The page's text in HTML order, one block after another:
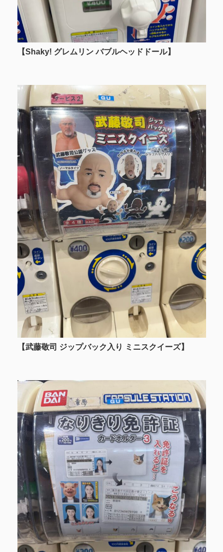
【Shaky! グレムリン バブルヘッドドール】
【武藤敬司 ジップバック入り ミニスクイーズ】